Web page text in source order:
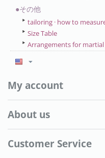
●その他
tailoring · how to
Size Table
Arrangements for
My account
About us
Customer Service